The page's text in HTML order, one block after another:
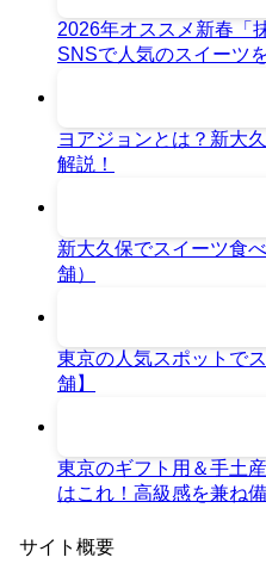
2026年オススメ新春「
SNSで人気のスイーツ
ヨアジョンとは？新大
解説！
新大久保でスイーツ食
舗）
東京の人気スポットで
舗】
東京のギフト用＆手土
はこれ！高級感を兼ね
サイト概要